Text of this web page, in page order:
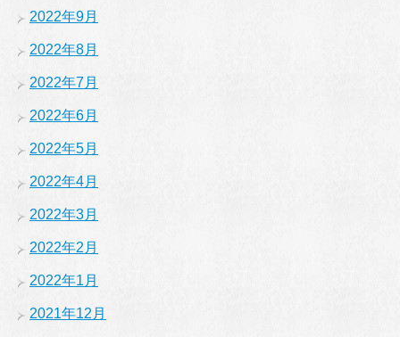
2022年9月
2022年8月
2022年7月
2022年6月
2022年5月
2022年4月
2022年3月
2022年2月
2022年1月
2021年12月